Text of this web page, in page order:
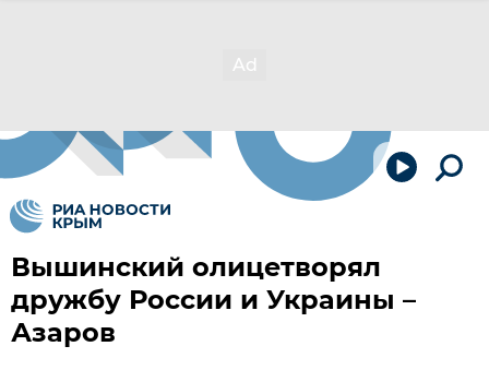
Вышинский олицетворял
дружбу России и Украины –
Азаров